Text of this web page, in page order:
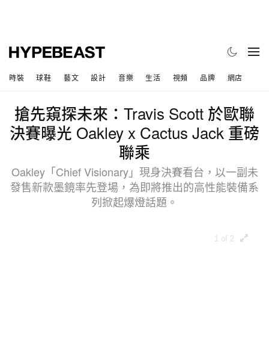
時裝 球鞋 藝文 設計 音樂 生活 視頻 品牌 網店
搶先窺探未來：Travis Scott 於歐聯
決賽曝光 Oakley x Cactus Jack 重磅
聯乘
Oakley「Chief Visionary」現身決賽看台，以一副未
發售新款墨鏡率先登場，為即將推出的高性能裝備系
列掀起爆燈話題。
1 of 2